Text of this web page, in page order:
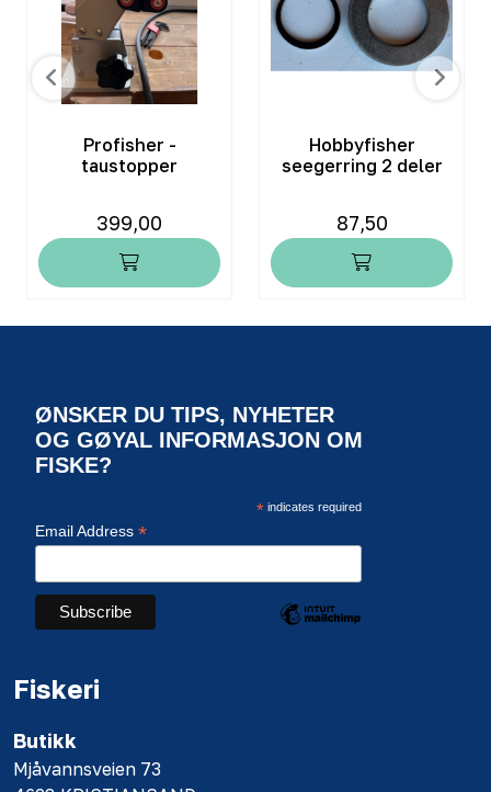
Profisher -
taustopper
399,00
Hobbyfisher
seegerring 2 deler
87,50
ØNSKER DU TIPS, NYHETER
OG GØYAL INFORMASJON OM
FISKE?
*indicates required
Email Address *
Fiskeri
Butikk
Mjåvannsveien 73